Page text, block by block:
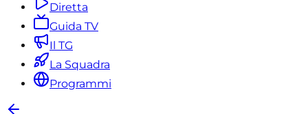
Diretta
Guida TV
Il TG
La Squadra
Programmi